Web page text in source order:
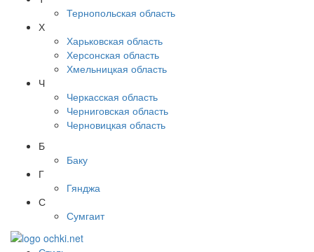
Тернопольская область
Х
Харьковская область
Херсонская область
Хмельницкая область
Ч
Черкасская область
Черниговская область
Черновицкая область
Б
Баку
Г
Гянджа
С
Сумгаит